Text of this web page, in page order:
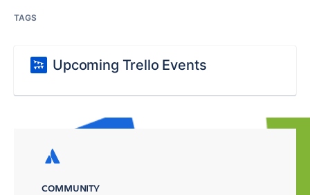
TAGS
Upcoming Trello Events
COMMUNITY